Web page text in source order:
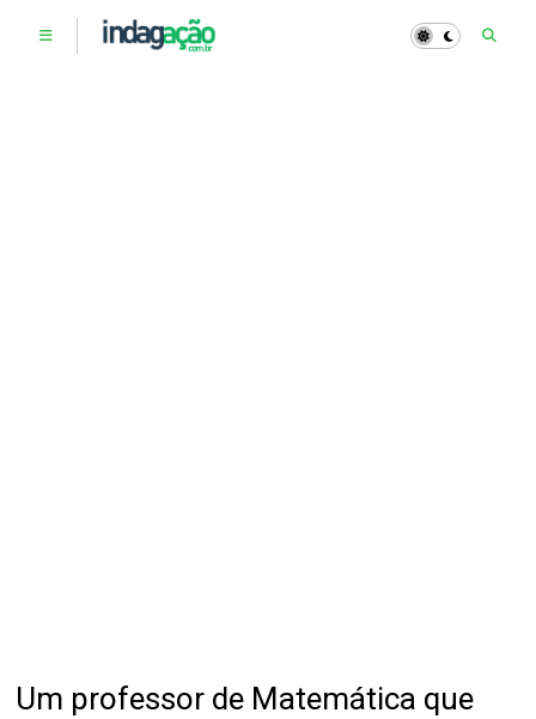
Um professor de Matemática que